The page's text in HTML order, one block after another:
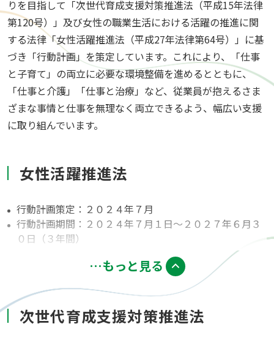
りを目指して「次世代育成支援対策推進法（平成15年法律
第120号）」及び女性の職業生活における活躍の推進に関
する法律「女性活躍推進法（平成27年法律第64号）」に基
づき「行動計画」を策定しています。これにより、「仕事
と子育て」の両立に必要な環境整備を進めるとともに、
「仕事と介護」「仕事と治療」など、従業員が抱えるさま
ざまな事情と仕事を無理なく両立できるよう、幅広い支援
に取り組んでいます。
女性活躍推進法
行動計画策定：２０２４年７月
行動計画期間：２０２４年７月１日～２０２７年６月３
０日（３年間）
目標１：正社員の占める女性労働者の割合
を５割目指す
…もっと見る
次世代育成支援対策推進法